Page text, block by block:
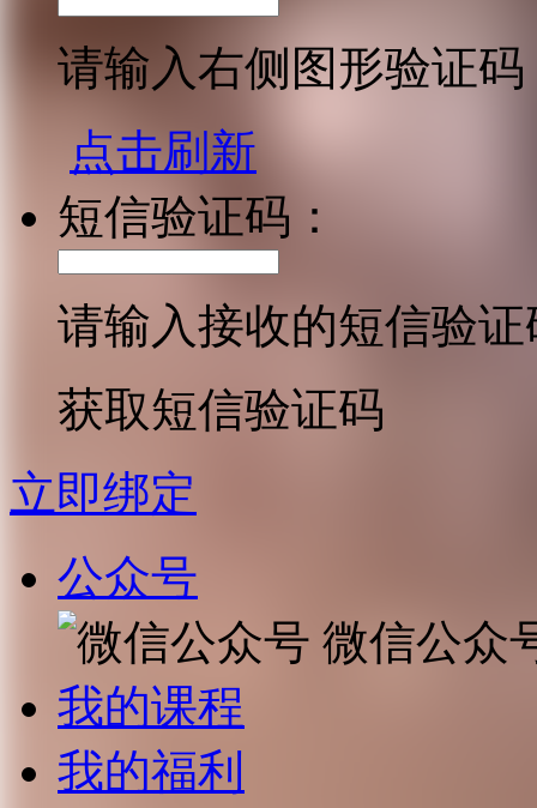
请输入右侧图形验证码
点击刷新
短信验证码：
请输入接收的短信验证
获取短信验证码
立即绑定
公众号
微信公众
我的课程
我的福利